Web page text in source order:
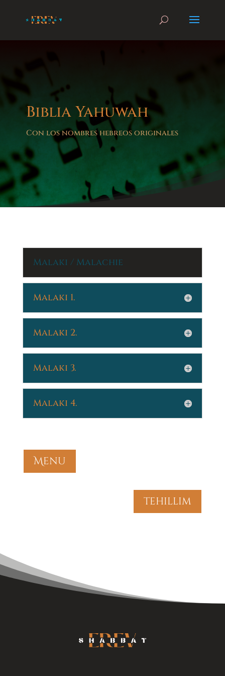
Biblia Yahuwah
Con los nombres hebreos originales
Malaki / Malachie
Malaki 1.
Malaki 2.
Malaki 3.
Malaki 4.
Menu
tehillim